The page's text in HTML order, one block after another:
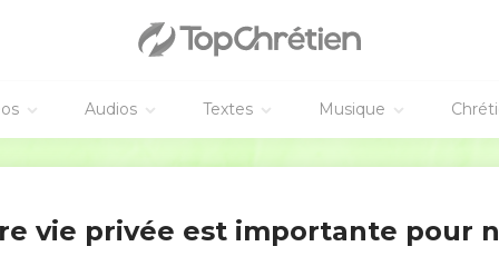
Audios Textes Musique
Homam – Lotan avait une sœur, Timna –.
Manahath, Ébal, Chefi et Onam. Fils de Sibéon : Aya et Ana.
clans d'Édom
se succédèrent sur le trône d’Édom, avant que des rois
; à sa mort, Yobab, fils de Zéra, de Bosra, lui succéda.
vie privée est importante pour